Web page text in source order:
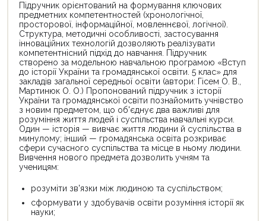
Підручник орієнтований на формування ключових
предметних компетентностей (хронологічної,
просторової, інформаційної, мовленнєвої, логічної).
Структура, методичні особливості, застосування
інноваційних технологій дозволяють реалізувати
компетентнісний підхід до навчання. Підручник
створено за модельною навчальною програмою «Вступ
до історії України та громадянської освіти. 5 клас» для
закладів загальної середньої освіти (автори: Гісем О. В.,
Мартинюк О. О.) Пропонований підручник з історії
України та громадянської освіти познайомить учнівство
з новим предметом, що об'єднує два важливі для
розуміння життя людей і суспільства навчальні курси.
Один — історія — вивчає життя людини й суспільства в
минулому; інший — громадянська освіта розкриває
сфери сучасного суспільства та місце в ньому людини.
Вивчення нового предмета дозволить учням та
ученицям:
розуміти зв'язки між людиною та суспільством;
сформувати у здобувачів освіти розуміння історії як
науки;